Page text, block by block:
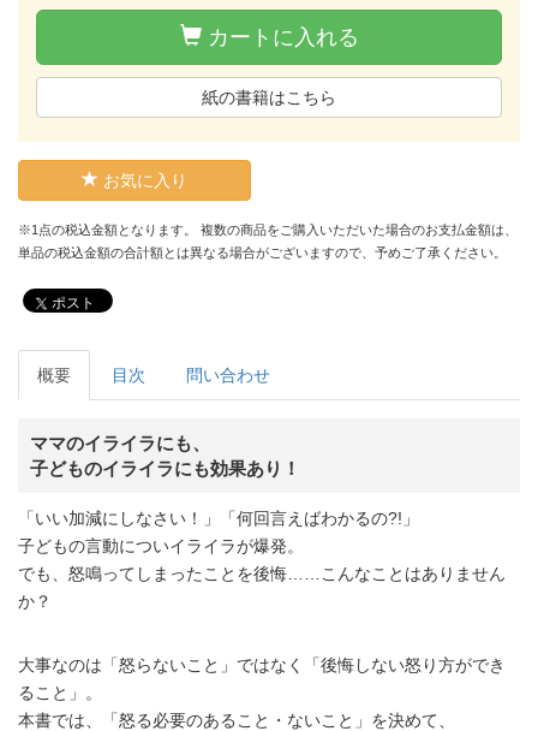
カートに入れる
紙の書籍はこちら
お気に入り
※1点の税込金額となります。 複数の商品をご購入いただいた場合のお支払金額は、
単品の税込金額の合計額とは異なる場合がございますので、予めご了承ください。
ポスト
概要 目次 問い合わせ
ママのイライラにも、
子どものイライラにも効果あり！
「いい加減にしなさい！」「何回言えばわかるの?!」
子どもの言動についイライラが爆発。
でも、怒鳴ってしまったことを後悔……こんなことはありません
か？
大事なのは「怒らないこと」ではなく「後悔しない怒り方ができ
ること」。
本書では、「怒る必要のあること・ないこと」を決めて、